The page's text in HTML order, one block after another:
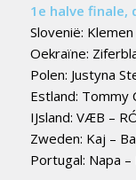
1e halve finale,
Slovenië:
Oekraïne:
Polen: Justyna
Estland: Tommy
IJsland: VÆB –
Zweden: Kaj –
Portugal: Napa